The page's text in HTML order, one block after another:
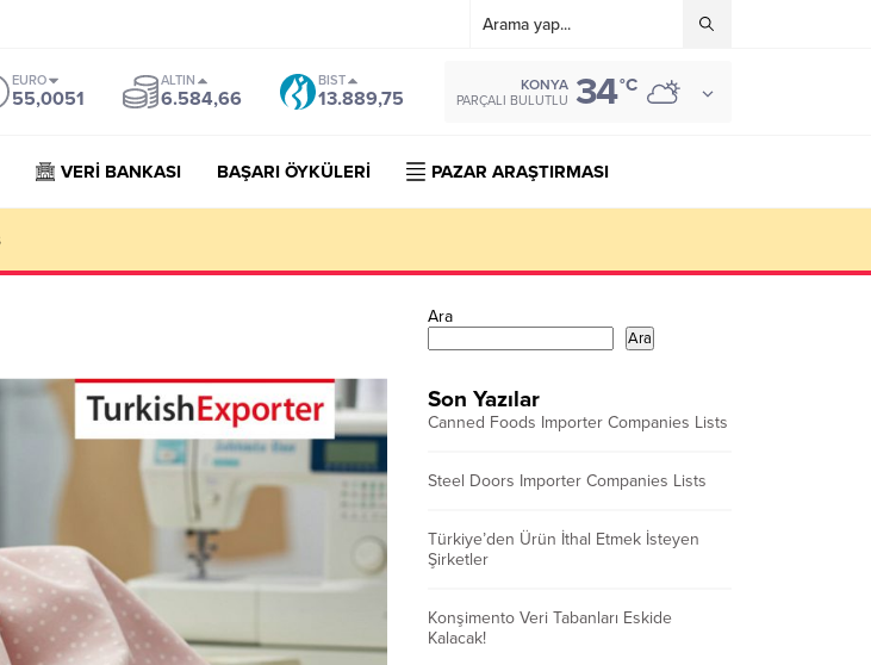
EURO
55,0051
ALTIN
6.584,66
BIST
13.889,75
KONYA
PARÇALI BULUTLU 34°C
VERİ BANKASI BAŞARI ÖYKÜLERİ PAZAR ARAŞTIRMASI
Ara
Ara
Son Yazılar
Canned Foods Importer Companies Lists
Steel Doors Importer Companies Lists
Türkiye’den Ürün İthal Etmek İsteyen
Şirketler
Konşimento Veri Tabanları Eskide
Kalacak!